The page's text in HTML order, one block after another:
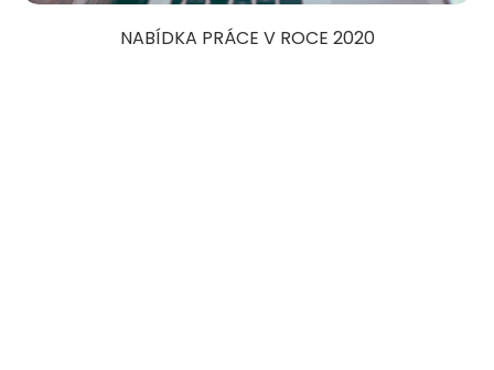
NABÍDKA PRÁCE V ROCE 2020